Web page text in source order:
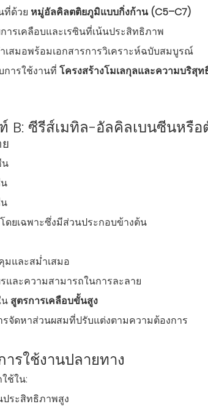
ที่ด้วย หมู่อัลคิลตติยภูมิแบบกิ่งก้าน (C5–C7)
ารเคลือบและเรซินที่เน้นประสิทธิภาพ
สมอพร้อมเอกสารการวิเคราะห์ฉบับสมบูรณ์
การใช้งานที่ โครงสร้างโมเลกุลและความบริสุ
ซีรีส์เมทิล-อัลคิลเบนซีนหรือ
น
ยเฉพาะซึ่งมีส่วนประกอบข้างต้น
และสม่ำเสมอ
และความสามารถในการละลาย
สูตรการเคลือบขั้นสูง
จัดหาส่วนผสมที่ปรับแต่งตามความต้องการ
รใช้งานปลายทาง
ช้ใน:
ประสิทธิภาพสูง